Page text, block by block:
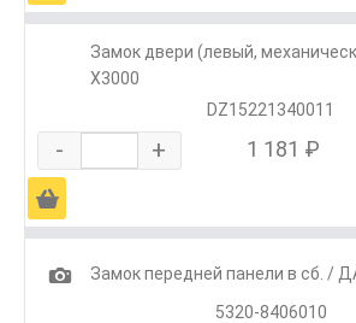
Замок двери (левый,
X3000
DZ15221340011
- + 1 181 ₽
Ä
1
Замок передней панели в сб. /
5320-8406010